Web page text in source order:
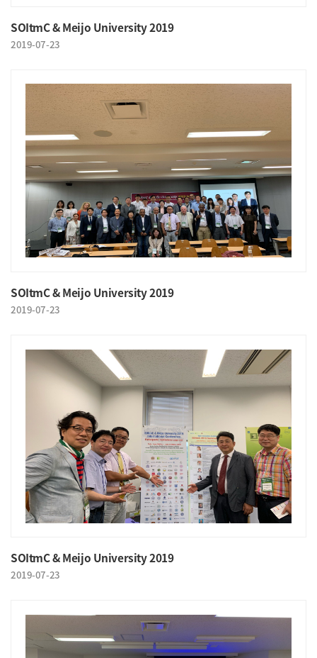
SOItmC & Meijo University 2019
2019-07-23
SOItmC & Meijo University 2019
2019-07-23
SOItmC & Meijo University 2019
2019-07-23